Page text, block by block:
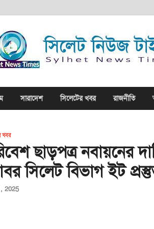
সারাদেশ সিলেটের খবর রাজনীতি
খবর
ছাড়পত্র নবায়নের
সিলেট বিভাগ ইট
2025